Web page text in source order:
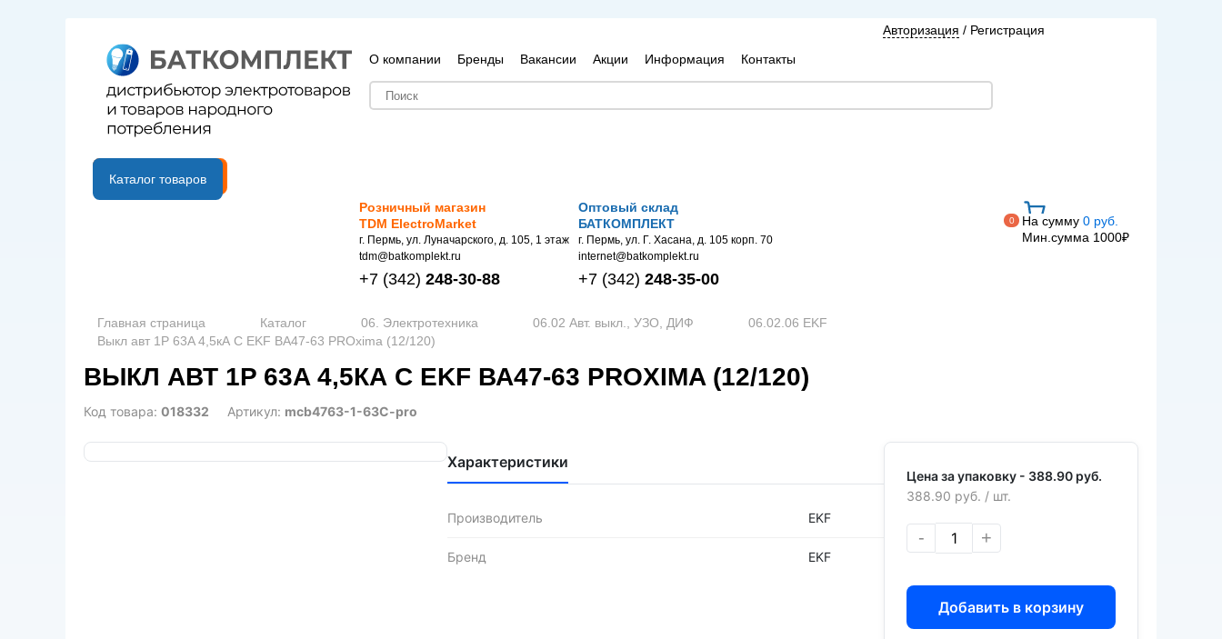
О компании Бренды Вакансии Акции Информация Контакты
Авторизация / Регистрация
B2B портал
Каталог товаров
Розничный магазин
TDM ElectroMarket
г. Пермь, ул. Луначарского, д. 105, 1 этаж
tdm@batkomplekt.ru
+7 (342) 248-30-88
Оптовый склад
БАТКОМПЛЕКТ
г. Пермь, ул. Г. Хасана, д. 105 корп. 70
internet@batkomplekt.ru
+7 (342) 248-35-00
0 На сумму 0 руб.
Мин.сумма 1000₽
Главная страница Каталог 06. Электротехника 06.02 Авт. выкл., УЗО, ДИФ
06.02.06 EKF
Выкл авт 1P 63A 4,5кА C EKF ВА47-63 PROxima (12/120)
ВЫКЛ АВТ 1P 63A 4,5КА C EKF ВА47-63 PROXIMA (12/120)
Код товара: 018332 Артикул: mcb4763-1-63C-pro
Характеристики
Производитель EKF
Бренд EKF
Цена за упаковку - 388.90 руб.
388.90 руб. / шт.
- +
Добавить в корзину